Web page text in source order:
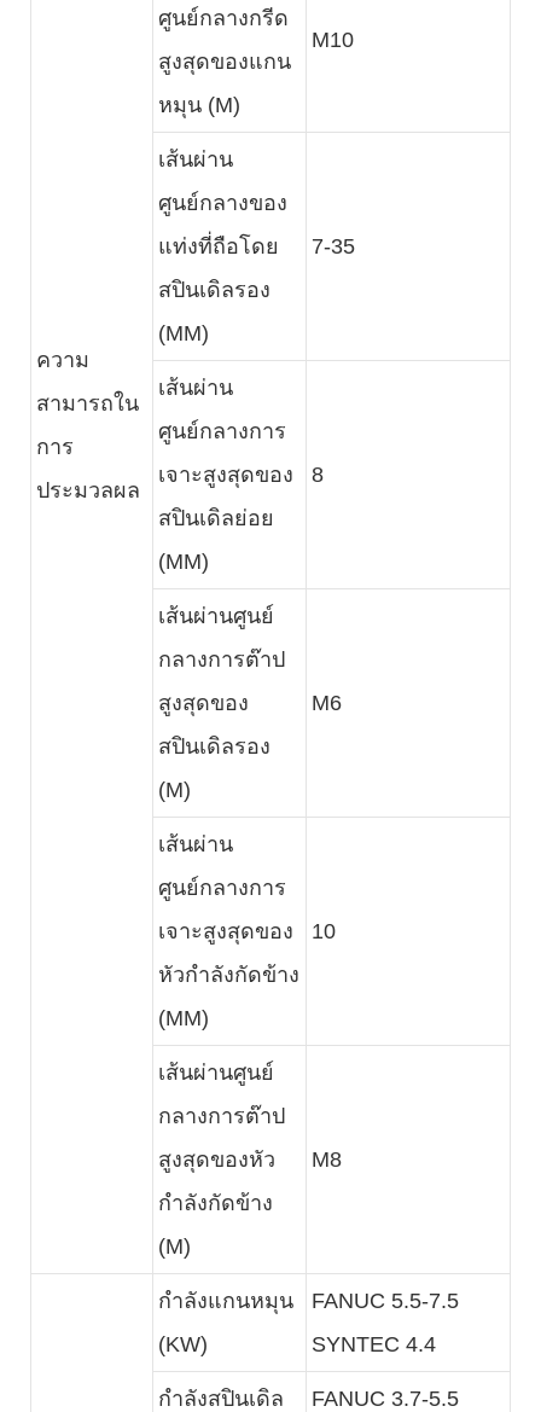
ความ
สามารถใน
การ
ประมวลผล
ศูนย์กลางกรีด
สูงสุดของแกน
หมุน (M)
M10
เส้นผ่าน
ศูนย์กลางของ
แท่งที่ถือโดย
สปินเดิลรอง
(MM)
7-35
เส้นผ่าน
ศูนย์กลางการ
เจาะสูงสุดของ
สปินเดิลย่อย
(MM)
8
เส้นผ่านศูนย์
กลางการต๊าป
สูงสุดของ
สปินเดิลรอง
(M)
M6
เส้นผ่าน
ศูนย์กลางการ
เจาะสูงสุดของ
หัวกำลังกัดข้าง
(MM)
10
เส้นผ่านศูนย์
กลางการต๊าป
สูงสุดของหัว
กำลังกัดข้าง
(M)
M8
กำลังแกนหมุน
(KW)
FANUC 5.5-7.5
SYNTEC 4.4
กำลังสปินเดิล
FANUC 3.7-5.5